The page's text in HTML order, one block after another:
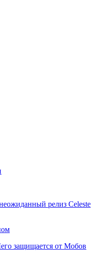
релиз Celeste
защищается от Мобов